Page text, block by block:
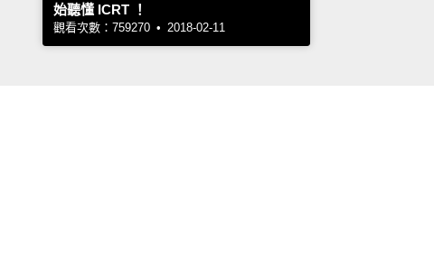
始聽懂 ICRT ！
觀看次數：759270 • 2018-02-11